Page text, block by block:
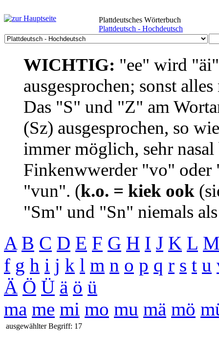
Plattdeutsches Wörterbuch
Plattdeutsch - Hochdeutsch
WICHTIG: "ee" wird
ausgesprochen; sonst
Das "S" und "Z" am
(Sz) ausgesprochen, so
immer möglich, sehr
Finkenwwerder "vo"
"vun". (k.o. = kiek ook
"Sm" und "Sn" niemals
A B C D E F G H I J K L
f g h i j k l m n o p q r s t u
Ä Ö Ü ä ö ü
ma me mi mo mu mä mö
ausgewählter Begriff: 17